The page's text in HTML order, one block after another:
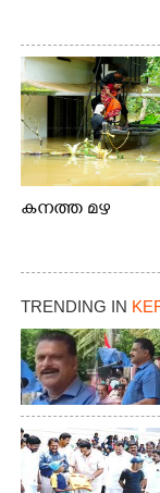
കനത്ത മഴ
TRENDING IN